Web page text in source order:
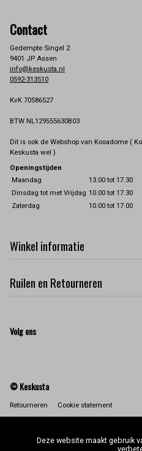
Contact
Gedempte Singel 2
9401 JP Assen
info@keskusta.nl
0592-313510
KvK 70586527
BTW NL129555630B03
Dit is ook de Webshop van Kosadome (
Keskusta wel )
Openingstijden
Maandag
13.00 tot 17.30
Dinsdag tot met Vrijdag 10.00 tot 17.30
Zaterdag
10.00 tot 17.00
Winkel informatie
Ruilen en Retourneren
Volg ons
© Keskusta
Retourneren Cookie statement
Deze website maakt gebruik